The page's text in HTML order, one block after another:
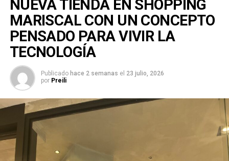
NUEVA TIENDA EN SHOPPING
MARISCAL CON UN CONCEPTO
PENSADO PARA VIVIR LA
TECNOLOGÍA
Publicado hace 2 semanas el 23 julio, 2026
por Preili